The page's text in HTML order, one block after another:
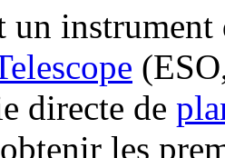
un
directe de
les